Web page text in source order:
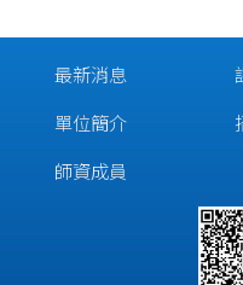
最新消息
單位簡介
師資成員